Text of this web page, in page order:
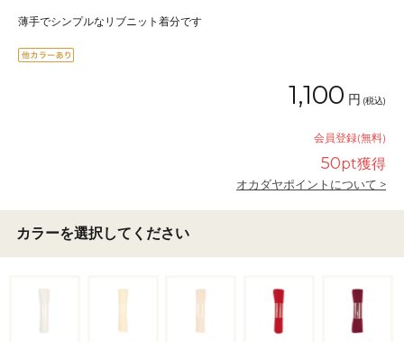
薄手でシンプルなリブニット着分です
1,100 円 (税込)
会員登録(無料)
50pt獲得
オカダヤポイントについて >
カラーを選択してください